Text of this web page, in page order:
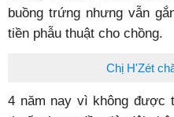
buồng trứng nhưng vẫn
tiền phẫu thuật cho chồng.
Chị H'Zét
4 năm nay vì không được